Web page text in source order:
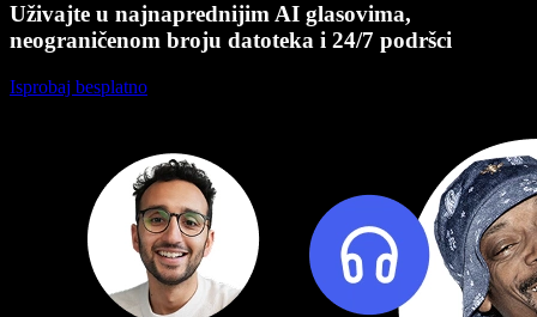
Uživajte u najnaprednijim AI glasovima,
neograničenom broju datoteka i 24/7 podršci
Isprobaj besplatno